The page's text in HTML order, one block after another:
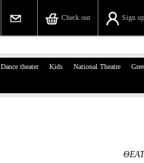
Sign
Check out
Dance theater Kids National Theatre